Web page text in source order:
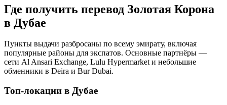
Где получить перевод Золотая Корона
в Дубае
Пункты выдачи разбросаны по всему эмирату, включая
популярные районы для экспатов. Основные партнёры —
сети Al Ansari Exchange, Lulu Hypermarket и небольшие
обменники в Deira и Bur Dubai.
Топ-локации в Дубае